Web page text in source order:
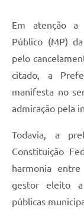
Em atenção a
Público (MP)
pelo
citado, a
manifesta no
admiração pela
Todavia, a
Constituição
harmonia
gestor eleito a
públicas